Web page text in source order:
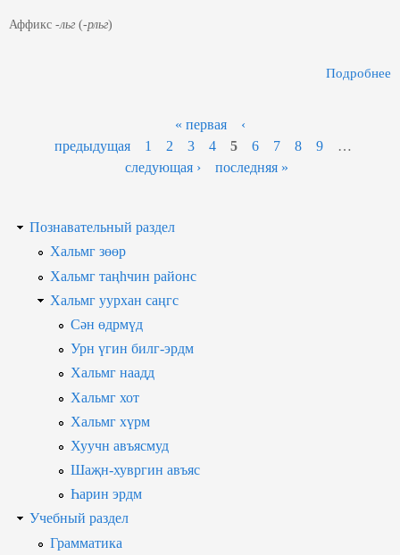
Аффикс -льг (-рльг)
Подробнее
« первая
‹
предыдущая
1 2 3 4 5 6 7 8 9
…
следующая ›
последняя »
Познавательный раздел
Хальмг зөөр
Хальмг таңһчин районс
Хальмг уурхан саңгс
Сән өдрмүд
Урн үгин билг-эрдм
Хальмг наадд
Хальмг хот
Хальмг хүрм
Хуучн авъясмуд
Шаҗн-хувргин авъяс
Һарин эрдм
Учебный раздел
Грамматика